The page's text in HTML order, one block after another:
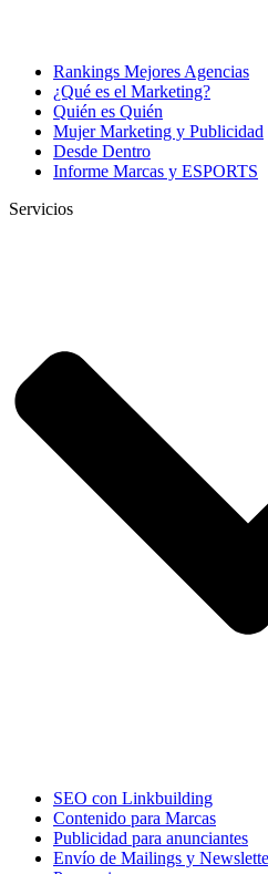
Rankings Mejores Agencias
¿Qué es el Marketing?
Quién es Quién
Mujer Marketing y Publicidad
Desde Dentro
Informe Marcas y ESPORTS
Servicios
SEO con Linkbuilding
Contenido para Marcas
Publicidad para anunciantes
Envío de Mailings y